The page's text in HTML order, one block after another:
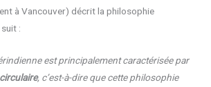
à Vancouver) décrit la philosophie
:
est principalement caractérisée par
, c’est-à-dire que cette philosophie